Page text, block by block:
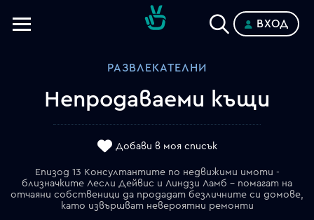
ВХОД
РАЗВЛЕКАТЕЛНИ
Непродаваеми къщи
Добави в моя списък
Епизод 13 Консултантите по недвижими имоти -
близначките Лесли Дейвис и Линдзи Ламб - помагат на
отчаяни собственици да продадат безличните си домове,
като извършват невероятни ремонти